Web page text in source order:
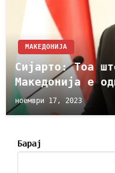
МАКЕДОНИЈА
Сијарто: Тоа
Македонија е
ноември 17, 2023
Барај